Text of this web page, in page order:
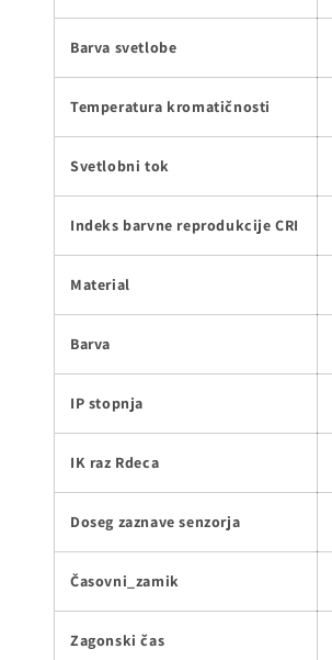
Barva svetlobe
Temperatura kromatičnosti
Svetlobni tok
Indeks barvne reprodukcije CRI
Material
Barva
IP stopnja
IK raz Rdeca
Doseg zaznave senzorja
Časovni_zamik
Zagonski čas